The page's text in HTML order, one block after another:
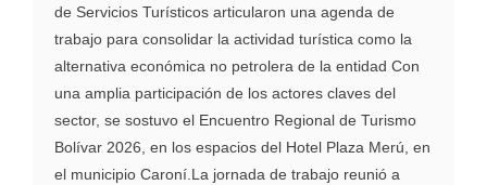
de Servicios Turísticos articularon una agenda de
trabajo para consolidar la actividad turística como la
alternativa económica no petrolera de la entidad Con
una amplia participación de los actores claves del
sector, se sostuvo el Encuentro Regional de Turismo
Bolívar 2026, en los espacios del Hotel Plaza Merú, en
el municipio Caroní.La jornada de trabajo reunió a